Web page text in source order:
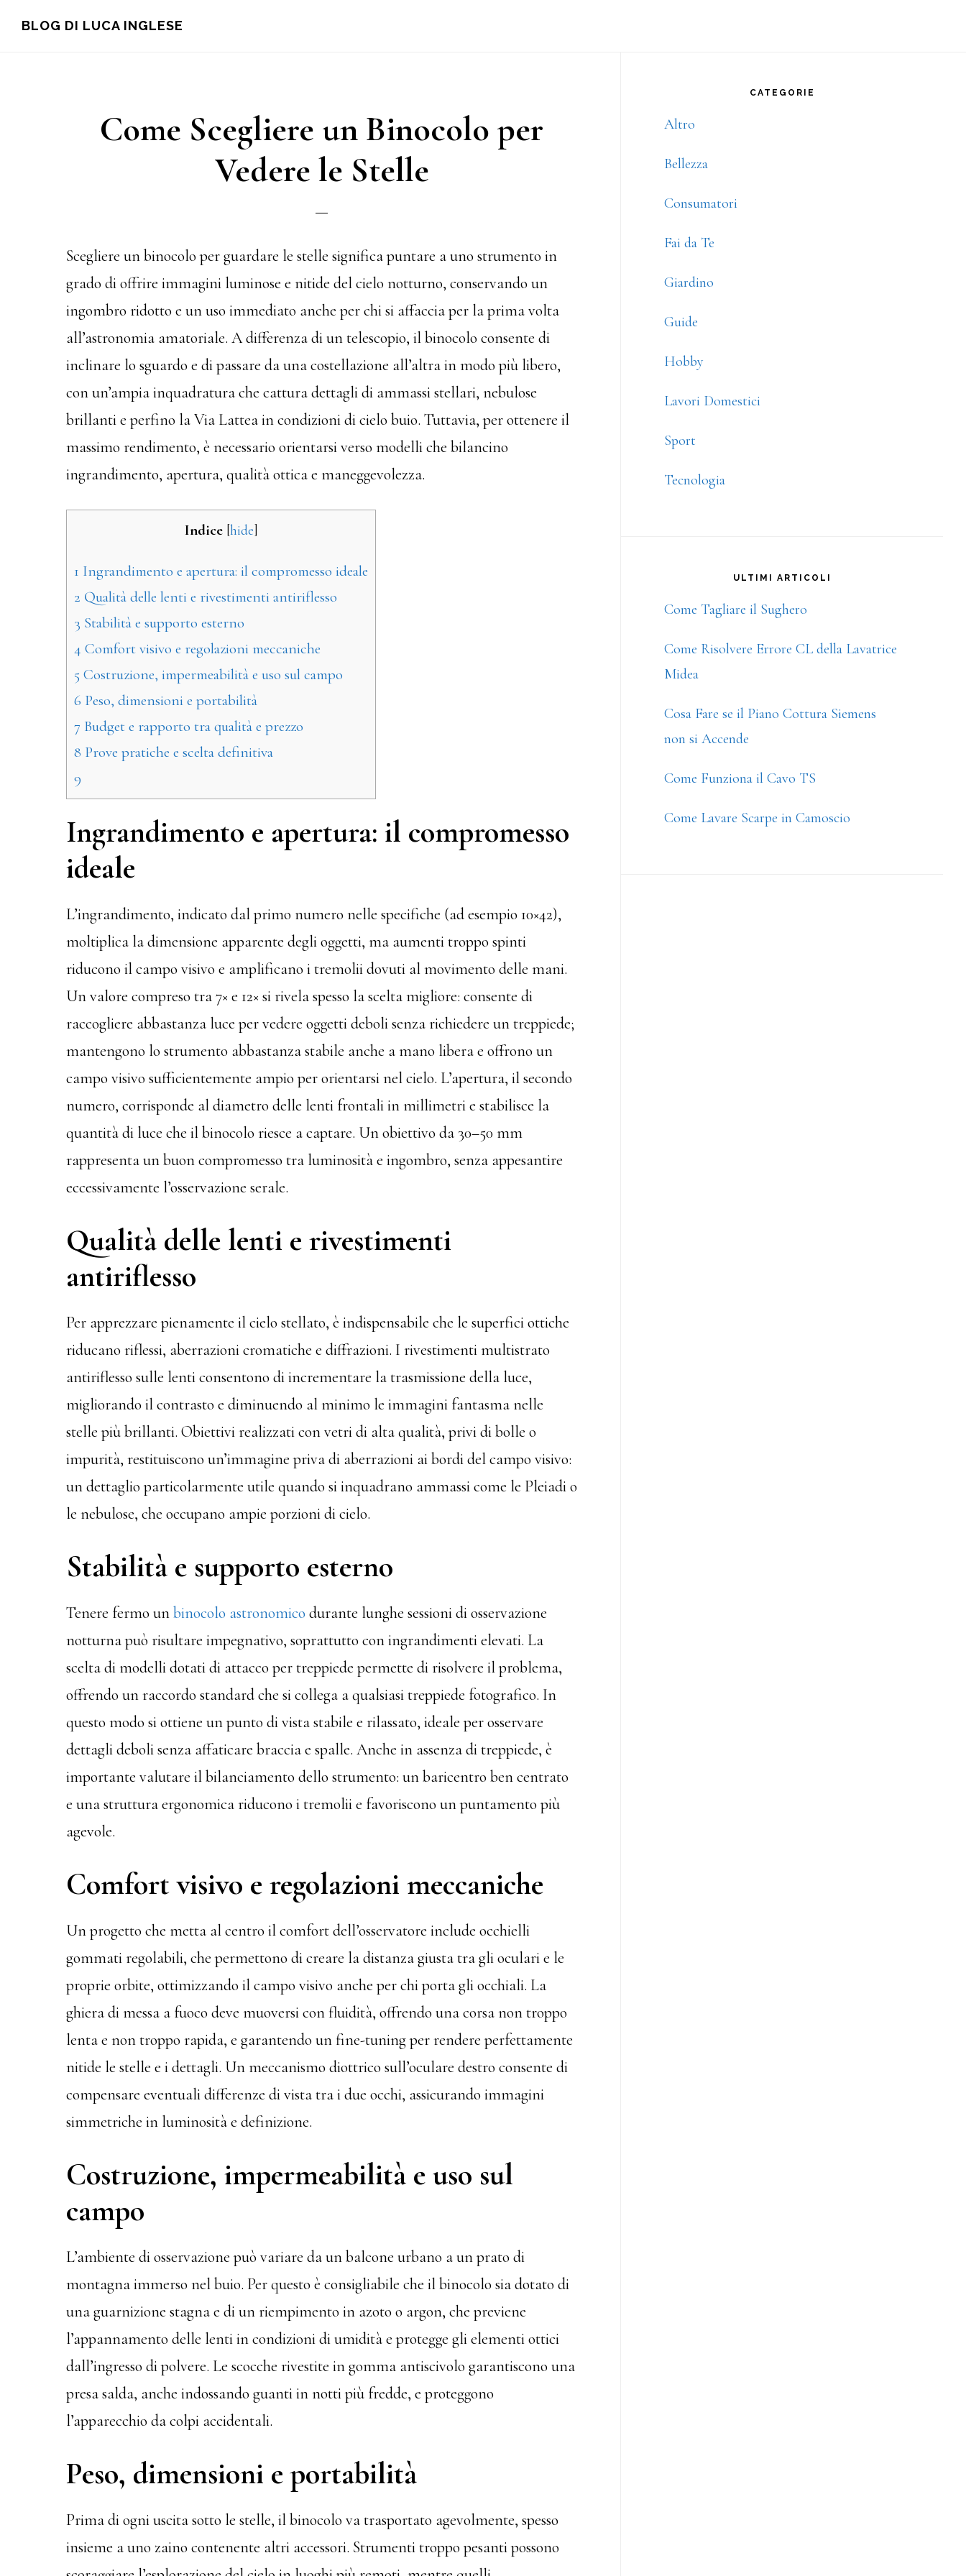
BLOG DI LUCA INGLESE
Come Scegliere un Binocolo per
Vedere le Stelle
Scegliere un binocolo per guardare le stelle significa puntare a uno strumento in
grado di offrire immagini luminose e nitide del cielo notturno, conservando un
ingombro ridotto e un uso immediato anche per chi si affaccia per la prima volta
all’astronomia amatoriale. A differenza di un telescopio, il binocolo consente di
inclinare lo sguardo e di passare da una costellazione all’altra in modo più libero,
con un’ampia inquadratura che cattura dettagli di ammassi stellari, nebulose
brillanti e perfino la Via Lattea in condizioni di cielo buio. Tuttavia, per ottenere il
massimo rendimento, è necessario orientarsi verso modelli che bilancino
ingrandimento, apertura, qualità ottica e maneggevolezza.
Indice hide
1 Ingrandimento e apertura: il compromesso ideale
2 Qualità delle lenti e rivestimenti antiriflesso
3 Stabilità e supporto esterno
4 Comfort visivo e regolazioni meccaniche
5 Costruzione, impermeabilità e uso sul campo
6 Peso, dimensioni e portabilità
7 Budget e rapporto tra qualità e prezzo
8 Prove pratiche e scelta definitiva
9
Ingrandimento e apertura: il compromesso
ideale
L’ingrandimento, indicato dal primo numero nelle specifiche (ad esempio 10×42),
moltiplica la dimensione apparente degli oggetti, ma aumenti troppo spinti
riducono il campo visivo e amplificano i tremolii dovuti al movimento delle mani.
Un valore compreso tra 7× e 12× si rivela spesso la scelta migliore: consente di
raccogliere abbastanza luce per vedere oggetti deboli senza richiedere un treppiede;
mantengono lo strumento abbastanza stabile anche a mano libera e offrono un
campo visivo sufficientemente ampio per orientarsi nel cielo. L’apertura, il secondo
numero, corrisponde al diametro delle lenti frontali in millimetri e stabilisce la
quantità di luce che il binocolo riesce a captare. Un obiettivo da 30–50 mm
rappresenta un buon compromesso tra luminosità e ingombro, senza appesantire
eccessivamente l’osservazione serale.
Qualità delle lenti e rivestimenti
antiriflesso
Per apprezzare pienamente il cielo stellato, è indispensabile che le superfici ottiche
riducano riflessi, aberrazioni cromatiche e diffrazioni. I rivestimenti multistrato
antiriflesso sulle lenti consentono di incrementare la trasmissione della luce,
migliorando il contrasto e diminuendo al minimo le immagini fantasma nelle
stelle più brillanti. Obiettivi realizzati con vetri di alta qualità, privi di bolle o
impurità, restituiscono un’immagine priva di aberrazioni ai bordi del campo visivo:
un dettaglio particolarmente utile quando si inquadrano ammassi come le Pleiadi o
le nebulose, che occupano ampie porzioni di cielo.
Stabilità e supporto esterno
Tenere fermo unbinocolo astronomicodurante lunghe sessioni di osservazione
notturna può risultare impegnativo, soprattutto con ingrandimenti elevati. La
scelta di modelli dotati di attacco per treppiede permette di risolvere il problema,
offrendo un raccordo standard che si collega a qualsiasi treppiede fotografico. In
questo modo si ottiene un punto di vista stabile e rilassato, ideale per osservare
dettagli deboli senza affaticare braccia e spalle. Anche in assenza di treppiede, è
importante valutare il bilanciamento dello strumento: un baricentro ben centrato
e una struttura ergonomica riducono i tremolii e favoriscono un puntamento più
agevole.
Comfort visivo e regolazioni meccaniche
Un progetto che metta al centro il comfort dell’osservatore include occhielli
gommati regolabili, che permettono di creare la distanza giusta tra gli oculari e le
proprie orbite, ottimizzando il campo visivo anche per chi porta gli occhiali. La
ghiera di messa a fuoco deve muoversi con fluidità, offrendo una corsa non troppo
lenta e non troppo rapida, e garantendo un fine-tuning per rendere perfettamente
nitide le stelle e i dettagli. Un meccanismo diottrico sull’oculare destro consente di
compensare eventuali differenze di vista tra i due occhi, assicurando immagini
simmetriche in luminosità e definizione.
Costruzione, impermeabilità e uso sul
campo
L’ambiente di osservazione può variare da un balcone urbano a un prato di
montagna immerso nel buio. Per questo è consigliabile che il binocolo sia dotato di
una guarnizione stagna e di un riempimento in azoto o argon, che previene
l’appannamento delle lenti in condizioni di umidità e protegge gli elementi ottici
dall’ingresso di polvere. Le scocche rivestite in gomma antiscivolo garantiscono una
presa salda, anche indossando guanti in notti più fredde, e proteggono
l’apparecchio da colpi accidentali.
Peso, dimensioni e portabilità
Prima di ogni uscita sotto le stelle, il binocolo va trasportato agevolmente, spesso
insieme a uno zaino contenente altri accessori. Strumenti troppo pesanti possono
CATEGORIE
Altro
Bellezza
Consumatori
Fai da Te
Giardino
Guide
Hobby
Lavori Domestici
Sport
Tecnologia
ULTIMI ARTICOLI
Come Tagliare il Sughero
Come Risolvere Errore CL della Lavatrice
Midea
Cosa Fare se il Piano Cottura Siemens
non si Accende
Come Funziona il Cavo TS
Come Lavare Scarpe in Camoscio